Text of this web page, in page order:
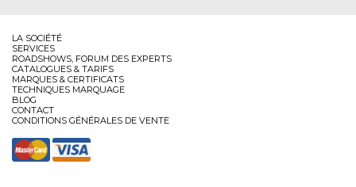
LA SOCIÉTÉ
SERVICES
ROADSHOWS, FORUM DES EXPERTS
CATALOGUES & TARIFS
MARQUES & CERTIFICATS
TECHNIQUES MARQUAGE
BLOG
CONTACT
CONDITIONS GÉNÉRALES DE VENTE